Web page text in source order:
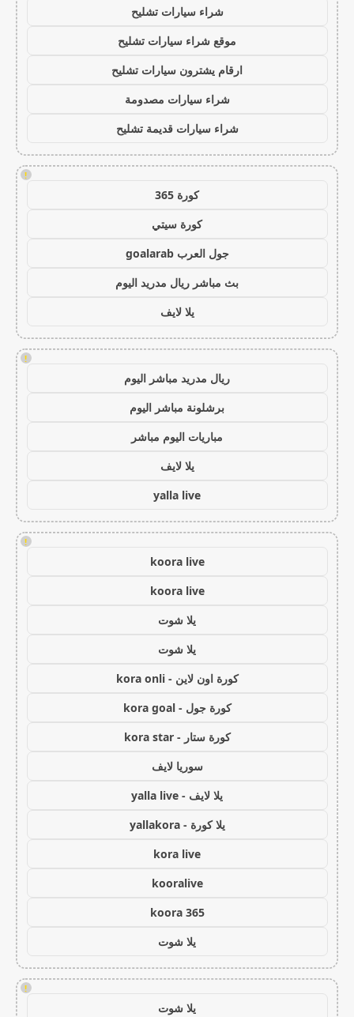
شراء سيارات تشليح
موقع شراء سيارات تشليح
ارقام يشترون سيارات تشليح
شراء سيارات مصدومة
شراء سيارات قديمة تشليح
!
كورة 365
كورة سيتي
جول العرب goalarab
بث مباشر ريال مدريد اليوم
يلا لايف
!
ريال مدريد مباشر اليوم
برشلونة مباشر اليوم
مباريات اليوم مباشر
يلا لايف
yalla live
!
koora live
koora live
يلا شوت
يلا شوت
كورة اون لاين - kora onli
كورة جول - kora goal
كورة ستار - kora star
سوريا لايف
يلا لايف - yalla live
يلا كورة - yallakora
kora live
kooralive
koora 365
يلا شوت
!
يلا شوت